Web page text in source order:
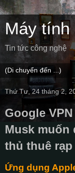
Máy tính
Tin tức công nghệ
Thứ Tư, 24 tháng 2,
Google
Musk muốn
thủ thuê
Ứng dụng